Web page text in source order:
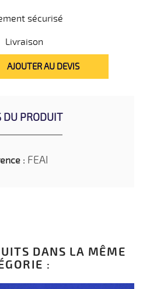
sécurisé
Livraison
AJOUTER AU DEVIS
DU PRODUIT
: FEAI
DANS LA MÊME
: